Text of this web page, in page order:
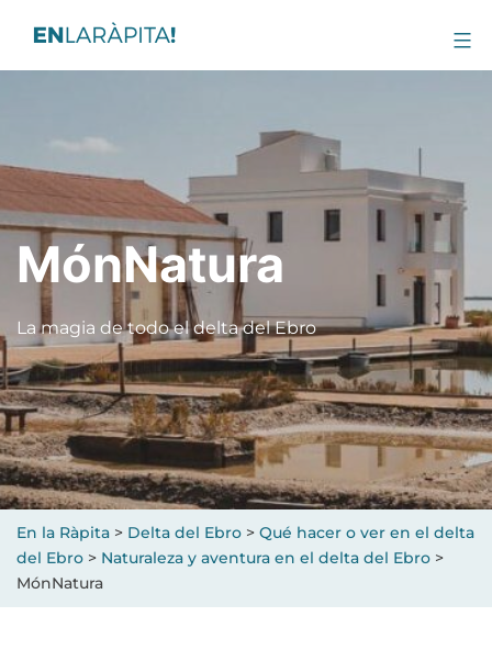
MónNatura
La magia de todo el delta del Ebro
En la Ràpita > Delta del Ebro > Qué hacer o ver en el delta
del Ebro > Naturaleza y aventura en el delta del Ebro >
MónNatura